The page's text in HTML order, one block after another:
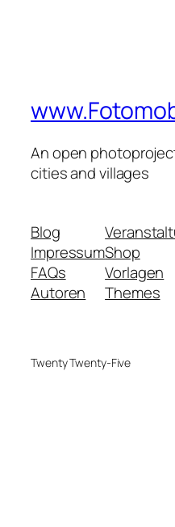
An open
cities and villages
Blog
Impressum
FAQs
Autoren
Shop
Vorlagen
Themes
Twenty Twenty-Five